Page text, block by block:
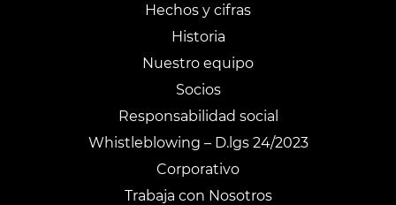
Hechos y cifras
Historia
Nuestro equipo
Socios
Responsabilidad social
Whistleblowing – D.lgs 24/2023
Corporativo
Trabaja con Nosotros